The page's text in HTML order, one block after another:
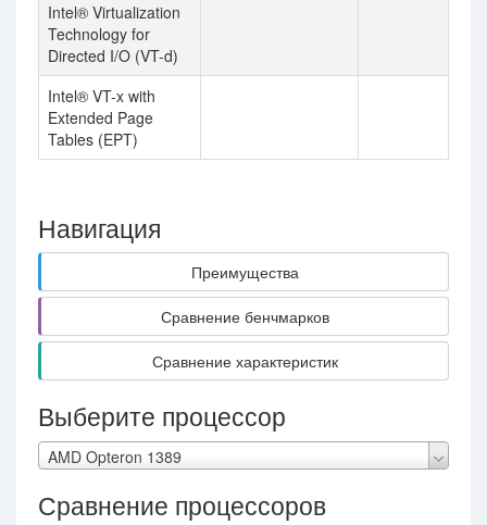
Intel® Virtualization
Technology for
Directed I/O (VT-d)
Intel® VT-x with
Extended Page
Tables (EPT)
Навигация
Преимущества
Сравнение бенчмарков
Сравнение характеристик
Выберите процессор
AMD Opteron 1389
Сравнение процессоров